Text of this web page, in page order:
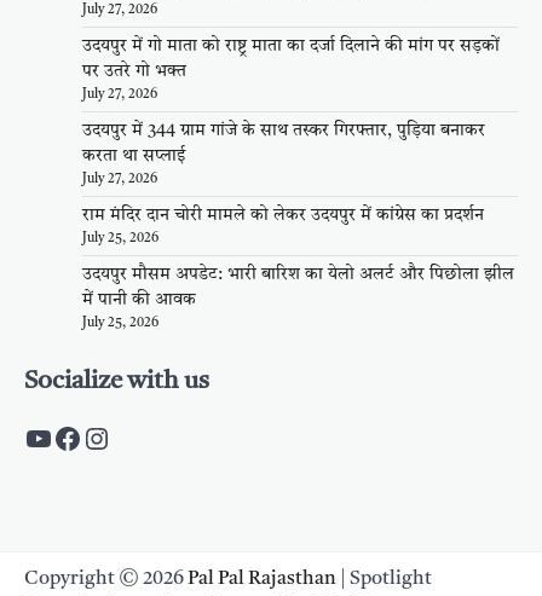
July 27, 2026
उदयपुर में गो माता को राष्ट्र माता का दर्जा दिलाने की मांग पर सड़कों
पर उतरे गो भक्त
July 27, 2026
उदयपुर में 344 ग्राम गांजे के साथ तस्कर गिरफ्तार, पुड़िया बनाकर
करता था सप्लाई
July 27, 2026
राम मंदिर दान चोरी मामले को लेकर उदयपुर में कांग्रेस का प्रदर्शन
July 25, 2026
उदयपुर मौसम अपडेट: भारी बारिश का येलो अलर्ट और पिछोला झील
में पानी की आवक
July 25, 2026
Socialize with us
https://www.youtube.com/c/
https://www.facebook.com/
Instagram
Copyright © 2026Pal Pal Rajasthan | Spotlight